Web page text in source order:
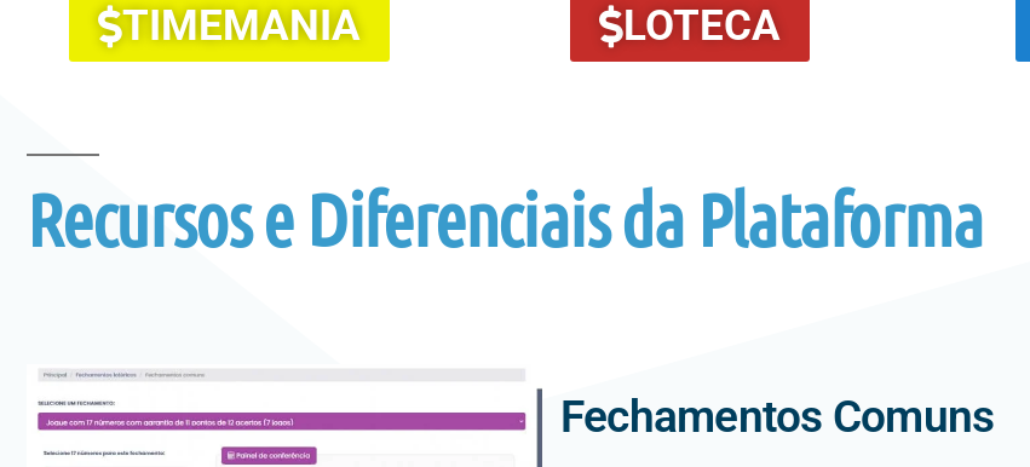
TIMEMANIA
LOTECA
Recursos e Diferenciais da Plataforma
Fechamentos Comuns